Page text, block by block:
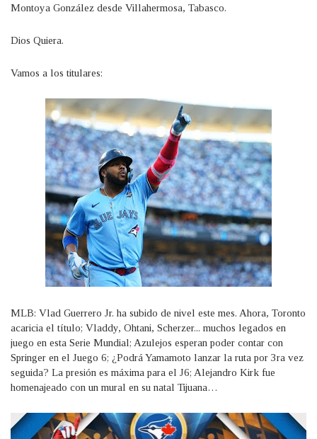
Montoya González desde Villahermosa, Tabasco.
Dios Quiera.
Vamos a los titulares:
MLB: Vlad Guerrero Jr. ha subido de nivel este mes. Ahora, Toronto
acaricia el título; Vladdy, Ohtani, Scherzer... muchos legados en
juego en esta Serie Mundial; Azulejos esperan poder contar con
Springer en el Juego 6; ¿Podrá Yamamoto lanzar la ruta por 3ra vez
seguida? La presión es máxima para el J6; Alejandro Kirk fue
homenajeado con un mural en su natal Tijuana…